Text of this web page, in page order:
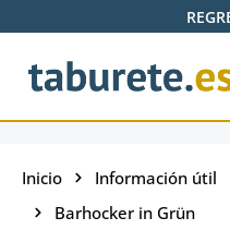
Saltar al contenido principal
Inicio Información útil
Barhocker in Grün